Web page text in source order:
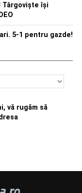
își
5-1 pentru gazde!
vă rugăm să